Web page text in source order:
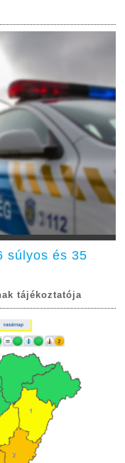
súlyos és 35
tájékoztatója